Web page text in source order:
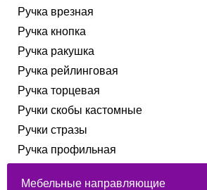
Ручка врезная
Ручка кнопка
Ручка ракушка
Ручка рейлинговая
Ручка торцевая
Ручки скобы кастомные
Ручки стразы
Ручка профильная
Мебельные направляющие